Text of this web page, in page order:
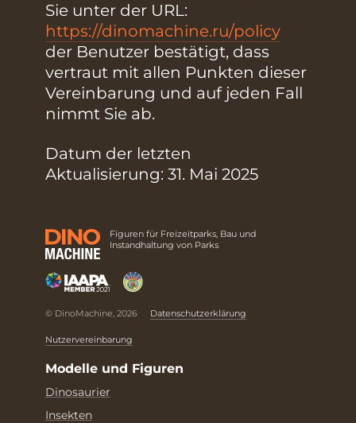
Sie unter der URL:
https://dinomachine.ru/policy
der Benutzer bestätigt, dass
vertraut mit allen Punkten dieser
Vereinbarung und auf jeden Fall
nimmt Sie ab.
Datum der letzten
Aktualisierung: 31. Mai 2025
Figuren für Freizeitparks, Bau und
Instandhaltung von Parks
© DinoMachine, 2026 Datenschutzerklärung
Nutzervereinbarung
Modelle und Figuren
Dinosaurier
Insekten